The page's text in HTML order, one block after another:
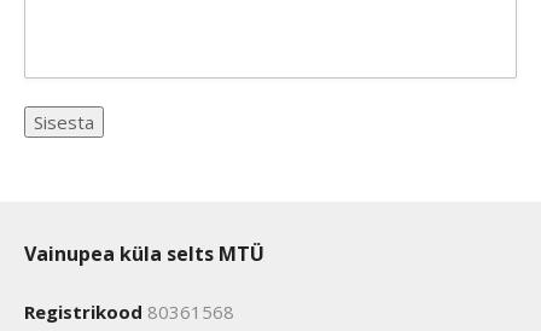
Vainupea küla selts MTÜ
Registrikood 80361568